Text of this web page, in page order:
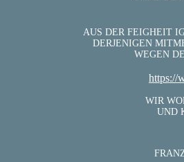
AUS DER FEIGHEIT
DERJENIGEN
WEGEN
https://
WIR
UND